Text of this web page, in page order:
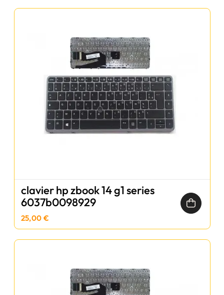
clavier hp zbook 14 g1 series
6037b0098929
25,00 €